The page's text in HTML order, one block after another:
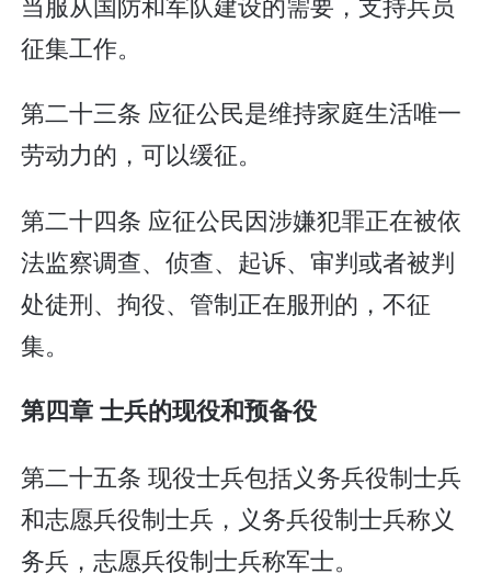
征集工作。
第二十三条 应征公民是维持家庭生活唯一
劳动力的，可以缓征。
第二十四条 应征公民因涉嫌犯罪正在被依
法监察调查、侦查、起诉、审判或者被判
处徒刑、拘役、管制正在服刑的，不征
集。
第四章 士兵的现役和预备役
第二十五条 现役士兵包括义务兵役制士兵
和志愿兵役制士兵，义务兵役制士兵称义
务兵，志愿兵役制士兵称军士。